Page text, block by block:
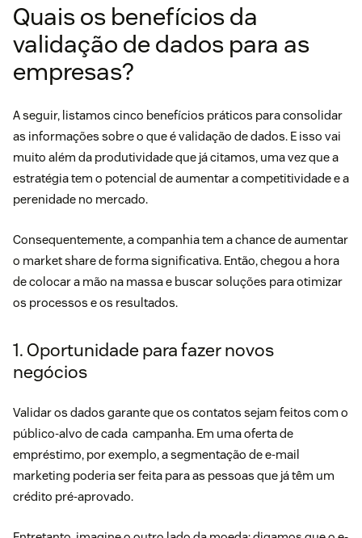
Quais os benefícios da
validação de dados para as
empresas?
A seguir, listamos cinco benefícios práticos para consolidar
as informações sobre o que é validação de dados. E isso vai
muito além da produtividadeque já citamos, uma vez que a
estratégia tem o potencial de aumentar a competitividade e a
perenidade no mercado.
Consequentemente, a companhia tem a chance de aumentar
o market sharede forma significativa. Então, chegou a hora
de colocar a mão na massa e buscar soluções para otimizar
os processos e os resultados.
1. Oportunidade para fazer novos
negócios
Validar os dados garante que os contatos sejam feitos com o
público-alvo de cada campanha. Em uma oferta de
empréstimo, por exemplo, asegmentação de e-mail
marketing poderia ser feita para as pessoas que já têm um
crédito pré-aprovado.